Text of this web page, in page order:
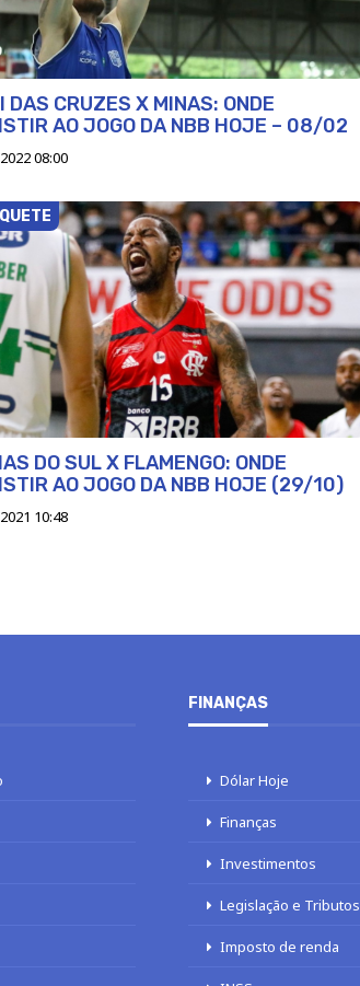
DAS CRUZES X MINAS: ONDE
AO JOGO DA NBB HOJE – 08/02
08:00
DO SUL X FLAMENGO: ONDE
AO JOGO DA NBB HOJE (29/10)
10:48
FINANÇAS
Dólar Hoje
Finanças
Investimentos
Legislação e Tributos
Imposto de renda